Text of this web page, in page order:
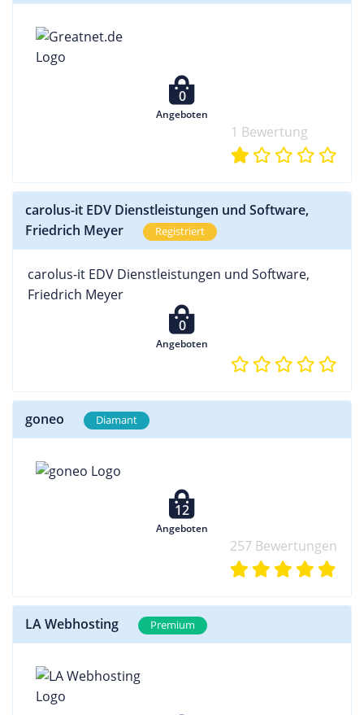
0
Angeboten
1 Bewertung
carolus-it EDV Dienstleistungen und Software,
Friedrich Meyer
Registriert
carolus-it EDV Dienstleistungen und Software,
Friedrich Meyer
0
Angeboten
goneo Diamant
12
Angeboten
257 Bewertungen
LA Webhosting Premium